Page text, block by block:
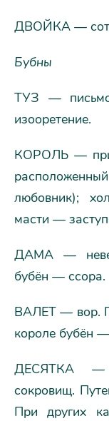
ДВОЙКА —
Бубны
ТУЗ —
изооретение.
КОРОЛЬ — при
любовник);
масти —
ДАМА —
бубён — ссора.
ВАЛЕТ — вор.
короле бубён
ДЕСЯТКА —
сокровищ.
При других